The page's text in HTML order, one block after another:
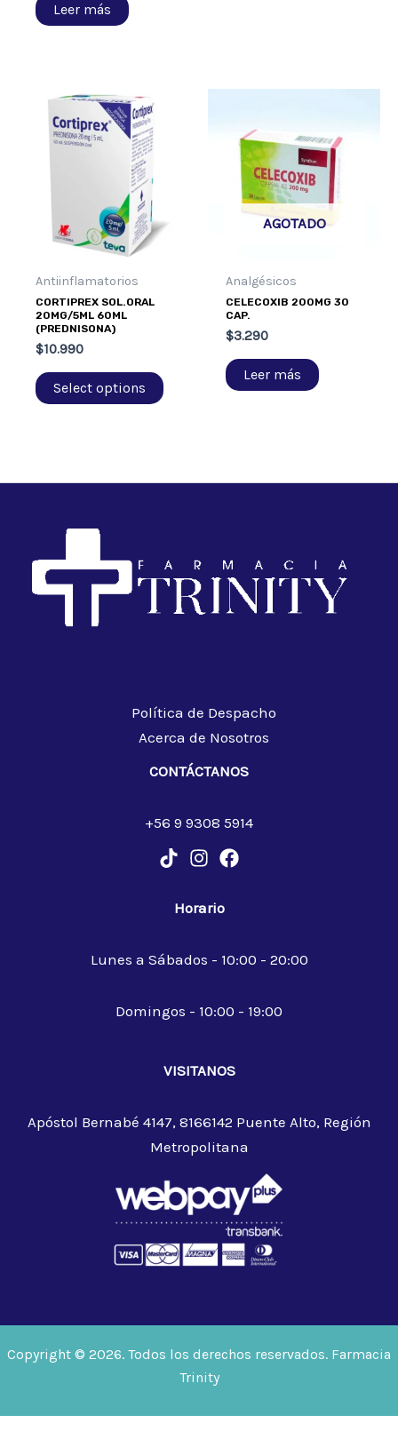
Leer más
Antiinflamatorios
CORTIPREX SOL.ORAL
20MG/5ML 60ML
(PREDNISONA)
$10.990
Select options
AGOTADO
Analgésicos
CELECOXIB 200MG 30
CAP.
$3.290
Leer más
Política de Despacho
Acerca de Nosotros
CONTÁCTANOS
+56 9 9308 5914
Horario
Lunes a Sábados - 10:00 - 20:00
Domingos - 10:00 - 19:00
VISITANOS
Apóstol Bernabé 4147, 8166142 Puente Alto, Región
Metropolitana
Copyright © 2026. Todos los derechos reservados. Farmacia
Trinity